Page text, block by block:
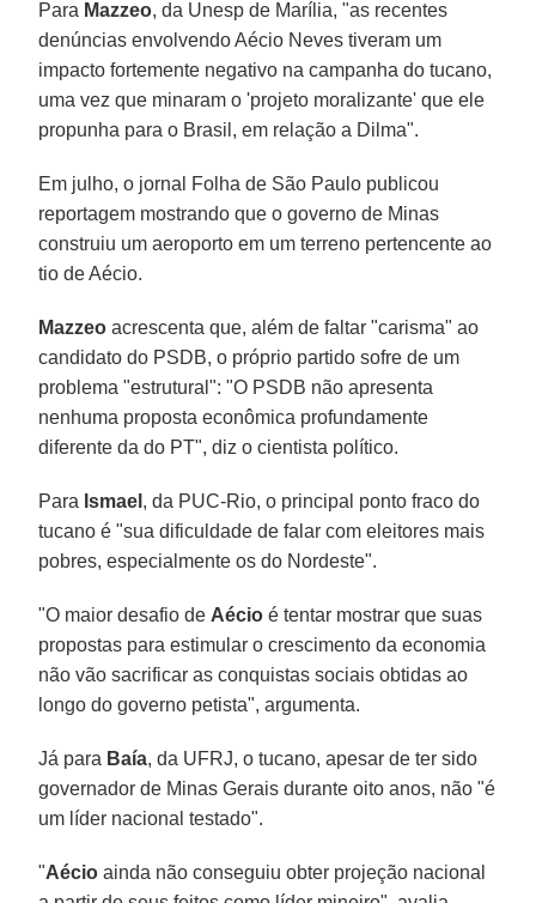
Para Mazzeo, da Unesp de Marília, "as recentes
denúncias envolvendo Aécio Neves tiveram um
impacto fortemente negativo na campanha do tucano,
uma vez que minaram o 'projeto moralizante' que ele
propunha para o Brasil, em relação a Dilma".
Em julho, o jornal Folha de São Paulo publicou
reportagem mostrando que o governo de Minas
construiu um aeroporto em um terreno pertencente ao
tio de Aécio.
Mazzeo acrescenta que, além de faltar "carisma" ao
candidato do PSDB, o próprio partido sofre de um
problema "estrutural": "O PSDB não apresenta
nenhuma proposta econômica profundamente
diferente da do PT", diz o cientista político.
Para Ismael , da PUC-Rio, o principal ponto fraco do
tucano é "sua dificuldade de falar com eleitores mais
pobres, especialmente os do Nordeste".
"O maior desafio de Aécio é tentar mostrar que suas
propostas para estimular o crescimento da economia
não vão sacrificar as conquistas sociais obtidas ao
longo do governo petista", argumenta.
Já para Baía, da UFRJ, o tucano, apesar de ter sido
governador de Minas Gerais durante oito anos, não "é
um líder nacional testado".
"Aécio ainda não conseguiu obter projeção nacional